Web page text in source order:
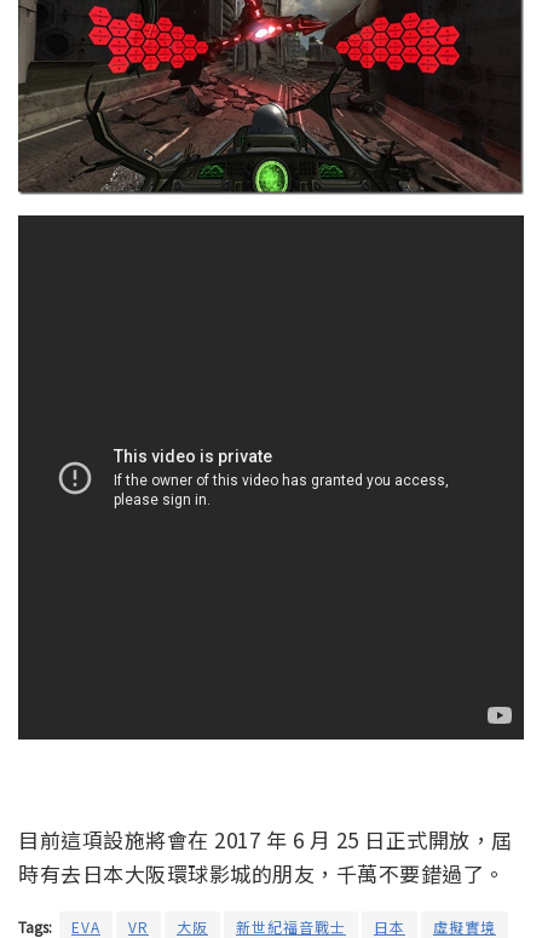
目前這項設施將會在 2017 年 6 月 25 日正式開放，屆
時有去日本大阪環球影城的朋友，千萬不要錯過了。
Tags: EVA VR 大阪 新世紀福音戰士 日本 虛擬實境